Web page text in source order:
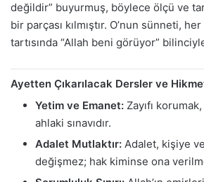
değildir” buyurmuş, böylece ölçü ve
bir parçası kılmıştır. O’nun sünneti,
tartısında “Allah beni görüyor”
Ayetten Çıkarılacak Dersler ve
Yetim ve Emanet: Zayıfı
ahlaki sınavıdır.
Adalet Mutlaktır: Adalet, kişiye
değişmez; hak kiminse ona